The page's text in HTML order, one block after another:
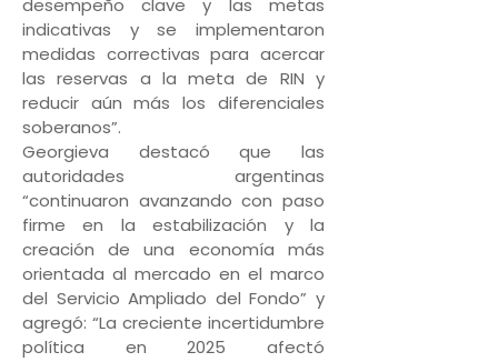
desempeño clave y las metas
indicativas y se implementaron
medidas correctivas para acercar
las reservas a la meta de RIN y
reducir aún más los diferenciales
soberanos”.
Georgieva destacó que las
autoridades argentinas
“continuaron avanzando con paso
firme en la estabilización y la
creación de una economía más
orientada al mercado en el marco
del Servicio Ampliado del Fondo” y
agregó: “La creciente incertidumbre
política en 2025 afectó